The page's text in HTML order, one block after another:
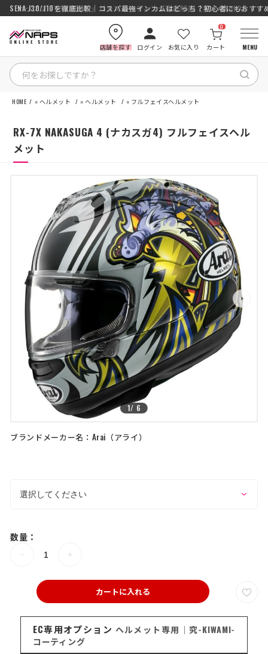
ナップス「究-KIWAMI-」ガラスコーティング徹底解説【撥水×高耐久】
SENA J30/J10を徹底比較｜コスパ最強インカムはどっち？初心者にもおすす
店舗を探す ログイン お気に入り カート
0
MENU
カテゴリから探す
ナップスメンバーズ
店舗を探す
コーポレートサイト
採用情報
特定商取引法に基づく表記
古物営業法に基づく表示/保険勧誘
方針
利用規約
商品レビュー利用規約
プライバシーポリシー
返金ポリシー
カスタマーハラスメントに対する方
HOME » ヘルメット » ヘルメット » フルフェイスヘルメット
RX-7X NAKASUGA 4 (ナカスガ4) フルフェイスヘル
メット
1/ 6
> >
ブランドメーカー名： Arai アライ
数量：
カートに入れる
EC専用オプション ヘルメット専用｜究-KIWAMI-
コーティング